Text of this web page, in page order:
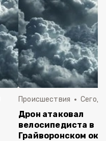
Происшествия
Дрон атаковал
велосипедиста в
Грайворонском